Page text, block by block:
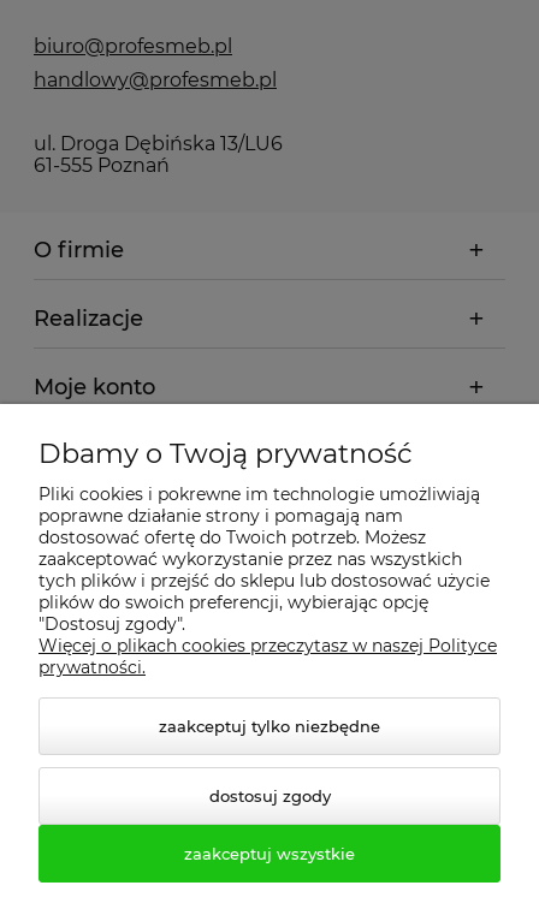
biuro@profesmeb.pl
handlowy@profesmeb.pl
ul. Droga Dębińska 13/LU6
61-555 Poznań
O firmie
Realizacje
Moje konto
Regulamin
Dostawa - realizacja
Gwarancja i zwroty
Pomoc
Dbamy o Twoją prywatność
Pliki cookies i pokrewne im technologie umożliwiają
poprawne działanie strony i pomagają nam
dostosować ofertę do Twoich potrzeb. Możesz
zaakceptować wykorzystanie przez nas wszystkich
tych plików i przejść do sklepu lub dostosować użycie
plików do swoich preferencji, wybierając opcję
"Dostosuj zgody".
Więcej o plikach cookies przeczytasz w naszej Polityce
prywatności.
zaakceptuj tylko niezbędne
dostosuj zgody
zaakceptuj wszystkie